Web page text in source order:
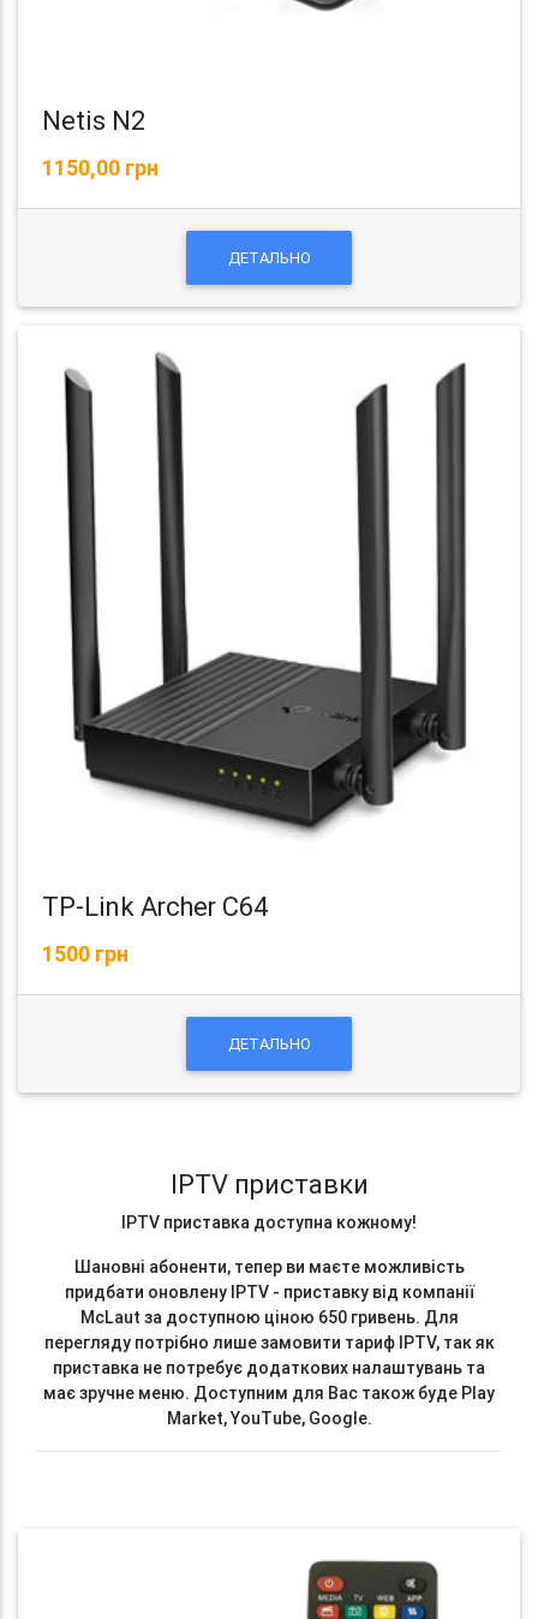
Netis N2
1150,00 грн
ДЕТАЛЬНО
TP-Link Archer C64
1500 грн
ДЕТАЛЬНО
IPTV приставки
IPTV приставка доступна кожному!
Шановні абоненти, тепер ви маєте можливість
придбати оновлену IPTV - приставку від компанії
McLaut за доступною ціною 650 гривень. Для
перегляду потрібно лише замовити тариф IPTV, так як
приставка не потребує додаткових налаштувань та
має зручне меню. Доступним для Вас також буде Play
Market, YouTube, Google.